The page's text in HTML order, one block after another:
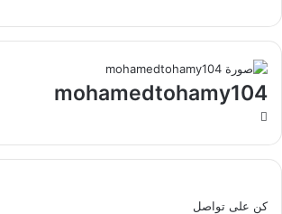
mohamedtohamy104
كن على تواصل